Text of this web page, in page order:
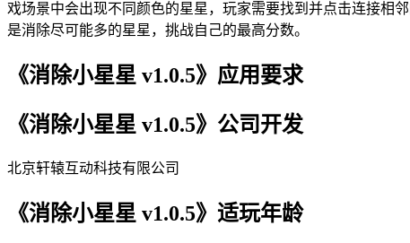
戏场景中会出现不同颜色的星星，玩家需要找到并点击连接相
是消除尽可能多的星星，挑战自己的最高分数。
《消除小星星 v1.0.5》应用要求
《消除小星星 v1.0.5》公司开发
北京轩辕互动科技有限公司
《消除小星星 v1.0.5》适玩年龄